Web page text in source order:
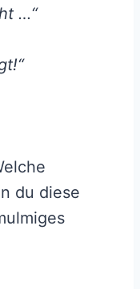
…“
du diese